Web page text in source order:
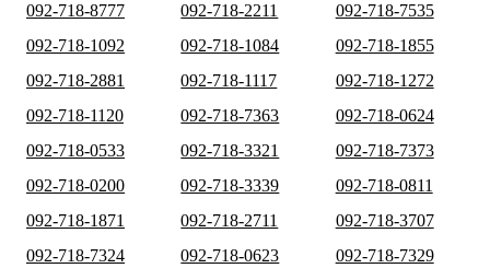
092-718-8777
092-718-2211
092-718-7535
092-718-1092
092-718-1084
092-718-1855
092-718-2881
092-718-1117
092-718-1272
092-718-1120
092-718-7363
092-718-0624
092-718-0533
092-718-3321
092-718-7373
092-718-0200
092-718-3339
092-718-0811
092-718-1871
092-718-2711
092-718-3707
092-718-7324
092-718-0623
092-718-7329